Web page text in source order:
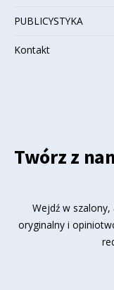
PUBLICYSTYKA
Kontakt
Twórz z
Wejdź w
oryginalny i